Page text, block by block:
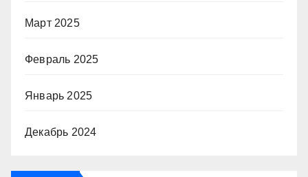
Март 2025
Февраль 2025
Январь 2025
Декабрь 2024